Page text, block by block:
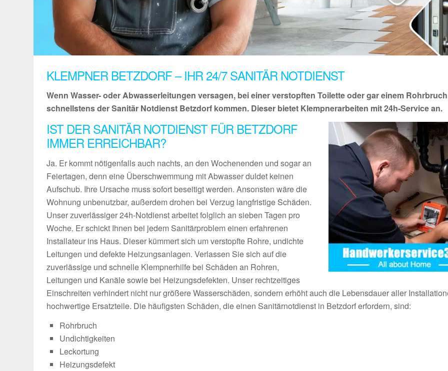
KLEMPNER BETZDORF – IHR 24/7 SANITÄR NOTDIENST
Wenn Wasser- oder Abwasserleitungen versagen, bei einer verstopften Toilette oder gar einem
schnellstens der Sanitär Notdienst Betzdorf kommen. Dieser bietet Klempnerarbeiten mit 24h-Service an.
IST DER SANITÄR NOTDIENST FÜR BETZDORF
IMMER ERREICHBAR?
Ja. Er kommt nötigenfalls auch nachts, an den Wochenenden und sogar an
Feiertagen, denn eine Überschwemmung mit Abwasser duldet keinen
Aufschub. Ihre Ursache muss sofort beseitigt werden. Ansonsten wäre die
Wohnung unbenutzbar, außerdem drohen bei Verzug langfristige Schäden.
Unser zuverlässiger 24h-Notdienst arbeitet folglich an sieben Tagen pro
Woche. Er schickt Ihnen bei jedem Sanitärproblem einen erfahrenen
Installateur ins Haus. Dieser kümmert sich um verstopfte Rohre, undichte
Leitungen und defekte Heizungsanlagen. Verlassen Sie sich auf die
zuverlässige und schnelle Klempnerhilfe bei Schäden an Rohren,
Leitungen und Kanäle sowie bei Heizungsdefekten. Unser rechtzeitiges
Einschreiten verhindert nicht nur größere Wasserschäden, sondern erhöht auch die Lebensdauer aller
hochwertige Ersatzteile. Die häufigsten Schäden, die einen Sanitärnotdienst in Betzdorf erfordern, sind:
Rohrbruch
Undichtigkeiten
Leckortung
Heizungsdefekt